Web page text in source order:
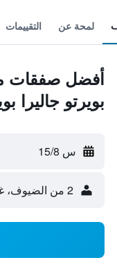
لمحة عن التقييمات
أفضل صفقات
بويرتو جاليرا
س 15/8
2 من الضيوف، غرفة واحدة